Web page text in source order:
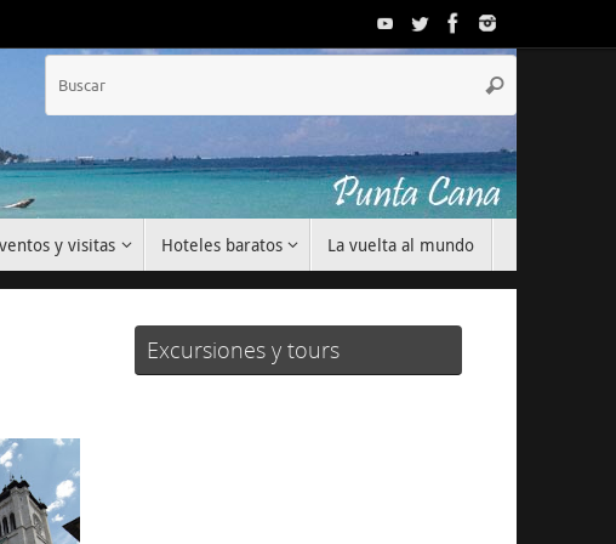
Buscar
y visitas Hoteles baratos La vuelta al mundo
Excursiones y tours